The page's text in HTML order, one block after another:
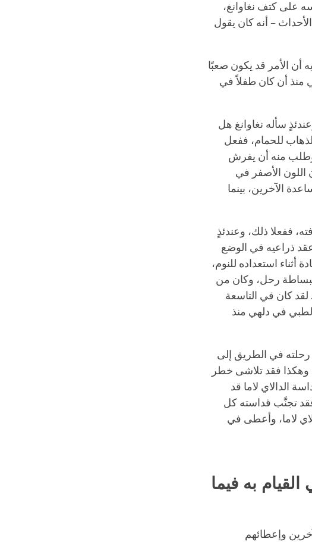
على كتف نغاوانغ،
– أنه كان يقول
أن الأمر قد يكون صعبًا
منذ أن كان طفلاً في
سأله نغاوانغ هل
للحمام، ففعل
وطلب منه أن يفرش
اللون الأصفر في
الآخرين، بينما
ففعلا ذلك، وعندئذٍ
ذراعيه في الوضع
أثناء استعداده للنوم،
رحل، وكان من
لقد كان في التاسعة
في دلهي منذ
رحلته في الطريق إلى
وهكذا فقد تلاشى خطر
الدالاي لاما قد
تجنَّب قداسته كل
لاما، وأعطى في
به فيما
وإعطائهم